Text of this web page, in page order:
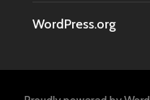
WordPress.org